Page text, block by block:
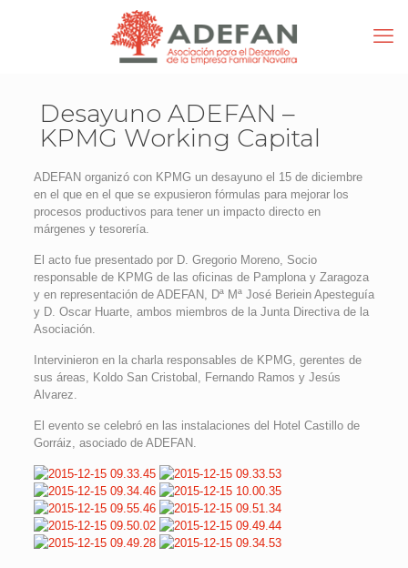
Desayuno ADEFAN –
KPMG Working Capital
ADEFAN organizó con KPMG un desayuno el 15 de diciembre
en el que en el que se expusieron fórmulas para mejorar los
procesos productivos para tener un impacto directo en
márgenes y tesorería.
El acto fue presentado por D. Gregorio Moreno, Socio
responsable de KPMG de las oficinas de Pamplona y Zaragoza
y en representación de ADEFAN, Dª Mª José Beriein Apesteguía
y D. Oscar Huarte, ambos miembros de la Junta Directiva de la
Asociación.
Intervinieron en la charla responsables de KPMG, gerentes de
sus áreas, Koldo San Cristobal, Fernando Ramos y Jesús
Alvarez.
El evento se celebró en las instalaciones del Hotel Castillo de
Gorráiz, asociado de ADEFAN.